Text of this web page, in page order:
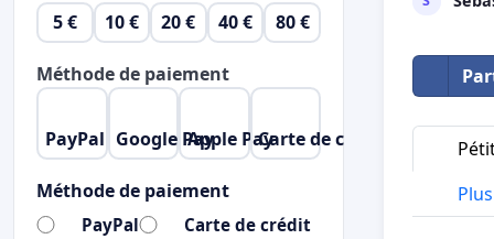
5 € 10 € 20 € 40 € 80 €
Méthode de paiement
PayPal Google PayApple PayCarte de crédit
Méthode de paiement
PayPal Carte de crédit